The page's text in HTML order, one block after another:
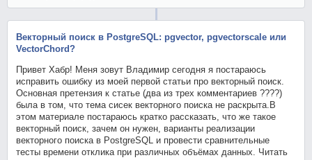
Векторный поиск в PostgreSQL: pgvector, pgvectorscale или
VectorChord?
Привет Хабр! Меня зовут Владимир сегодня я постараюсь
исправить ошибку из моей первой статьи про векторный поиск.
Основная претензия к статье (два из трех комментариев ????)
была в том, что тема сисек векторного поиска не раскрыта.В
этом материале постараюсь кратко рассказать, что же такое
векторный поиск, зачем он нужен, варианты реализации
векторного поиска в PostgreSQL и провести сравнительные
тесты времени отклика при различных объёмах данных. Читать